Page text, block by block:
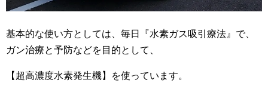
基本的な使い方としては、毎日『水素ガス吸引療法』で、
ガン治療と予防などを目的として、
【超高濃度水素発生機】を使っています。